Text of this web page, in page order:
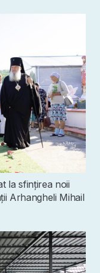
la sfințirea noii
Arhangheli Mihail